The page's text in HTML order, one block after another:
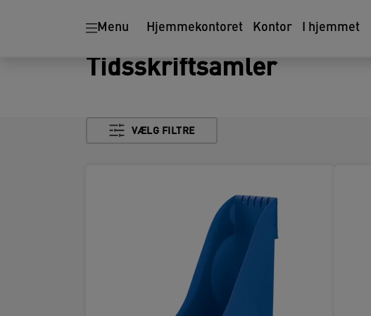
Menu Hjemmekontoret Kontor I hjemmet
Tidsskriftsamler
VÆLG FILTRE